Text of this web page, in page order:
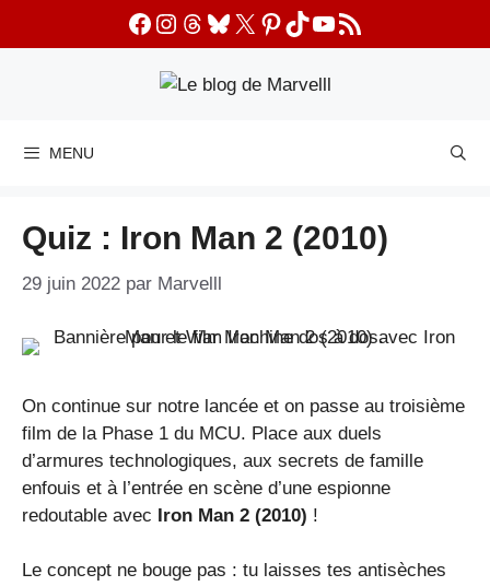
Facebook
Instagram
Threads
Bluesky
X Pinterest
TikTok
YouTube
Flux RSS
MENU
Quiz : Iron Man 2 (2010)
29 juin 2022 par Marvelll
On continue sur notre lancée et on passe au troisième
film de la Phase 1 du MCU. Place aux duels
d’armures technologiques, aux secrets de famille
enfouis et à l’entrée en scène d’une espionne
redoutable avec Iron Man 2 (2010) !
Le concept ne bouge pas : tu laisses tes antisèches